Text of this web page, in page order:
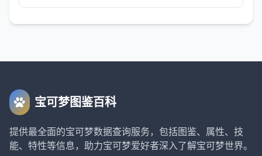
宝可梦图鉴百科
提供最全面的宝可梦数据查询服务，包括图鉴、属性、技
能、特性等信息，助力宝可梦爱好者深入了解宝可梦世界。